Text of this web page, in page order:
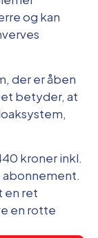
og kan
der er åben
betyder, at
kroner inkl.
abonnement.
en ret
en rotte